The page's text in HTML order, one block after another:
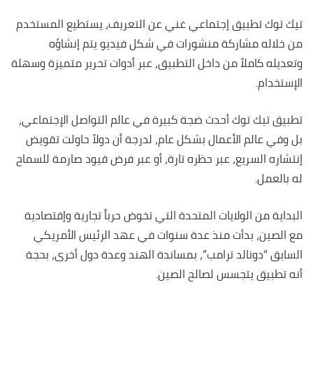
تيك توك تطبيق إجتماعي غني عن التعريف، يستطيع المستخدم
من خلاله مشاركة منشورات في شكل فيديو يتم إنشاؤه
وتعديله كاملاً من داخل التطبيق، عبر أدوات تحرير متميزة وسهلة
الإستخدام.
تطبيق تيك توك أحدث ضجة كبيرة في عالم التواصل الإجتماعي،
بل وفي عالم الأعمال بشكل عام، لدرجة أن دولاً حاولت تقويض
إنتشاره السريع، عبر حظره تارة، أو عبر فرض قيود صارمة للسماح
له بالعمل.
البداية من الولايات المتحدة التي تخوض حرباً تجارية وإقتصادية
مع الصين، بدأت منذ عدة سنوات في عهد الرئيس الأمريكي
السابق “دونالد ترامب”، بمساندة الهند وعدة دول أخرى، بحجة
أنه تطبيق يتجسس لصالح الصين.